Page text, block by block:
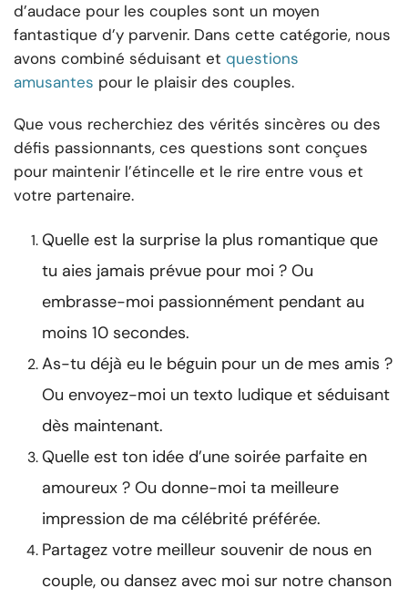
d’audace pour les couples sont un moyen
fantastique d’y parvenir. Dans cette catégorie, nous
avons combiné séduisant et questions
amusantes pour le plaisir des couples.
Que vous recherchiez des vérités sincères ou des
défis passionnants, ces questions sont conçues
pour maintenir l’étincelle et le rire entre vous et
votre partenaire.
Quelle est la surprise la plus romantique que
tu aies jamais prévue pour moi ? Ou
embrasse-moi passionnément pendant au
moins 10 secondes.
As-tu déjà eu le béguin pour un de mes amis ?
Ou envoyez-moi un texto ludique et séduisant
dès maintenant.
Quelle est ton idée d’une soirée parfaite en
amoureux ? Ou donne-moi ta meilleure
impression de ma célébrité préférée.
Partagez votre meilleur souvenir de nous en
couple, ou dansez avec moi sur notre chanson